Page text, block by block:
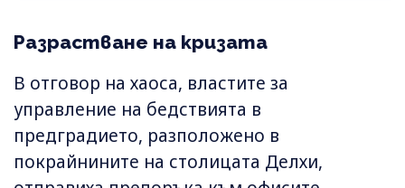
Разрастване на кризата
В отговор на хаоса, властите за
управление на бедствията в
предградието, разположено в
покрайнините на столицата Делхи,